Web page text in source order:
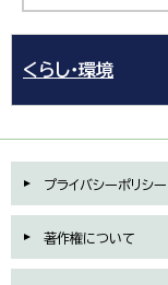
くらし・環境
プライバシーポリシー
著作権について